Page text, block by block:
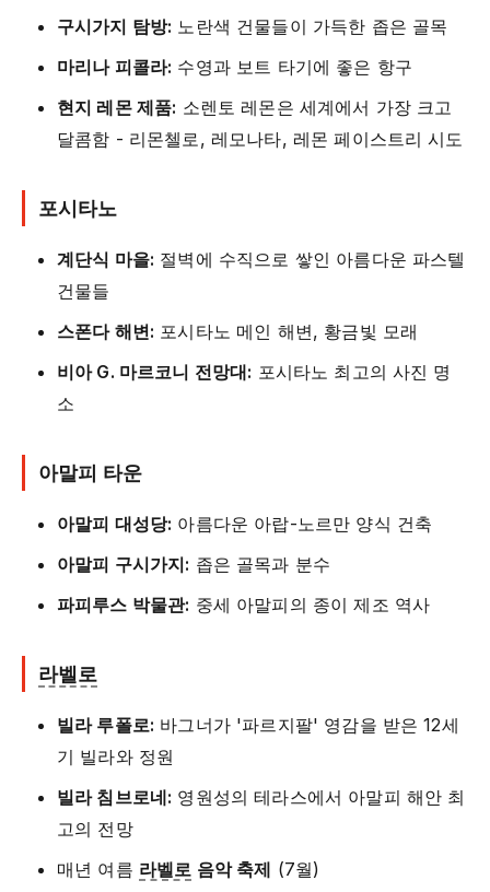
구시가지 탐방: 노란색 건물들이 가득한 좁은 골목
마리나 피콜라: 수영과 보트 타기에 좋은 항구
현지 레몬 제품: 소렌토 레몬은 세계에서 가장 크고
달콤함 - 리몬첼로, 레모나타, 레몬 페이스트리 시도
포시타노
계단식 마을: 절벽에 수직으로 쌓인 아름다운 파스텔
건물들
스폰다 해변: 포시타노 메인 해변, 황금빛 모래
비아 G. 마르코니 전망대: 포시타노 최고의 사진 명
소
아말피 타운
아말피 대성당: 아름다운 아랍-노르만 양식 건축
아말피 구시가지: 좁은 골목과 분수
파피루스 박물관: 중세 아말피의 종이 제조 역사
라벨로
빌라 루폴로: 바그너가 '파르지팔' 영감을 받은 12세
기 빌라와 정원
빌라 침브로네: 영원성의 테라스에서 아말피 해안 최
고의 전망
매년 여름 라벨로 음악 축제 (7월)